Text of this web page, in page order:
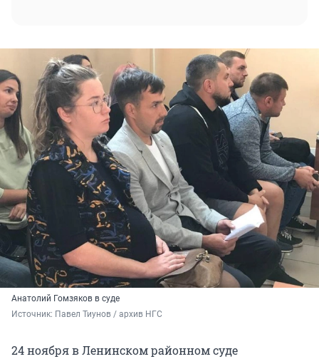
Анатолий Гомзяков в суде
Источник: Павел Тиунов / архив НГС
24 ноября в Ленинском районном суде